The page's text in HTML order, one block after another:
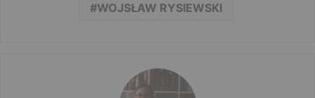
WOJSŁAW RYSIEWSKI